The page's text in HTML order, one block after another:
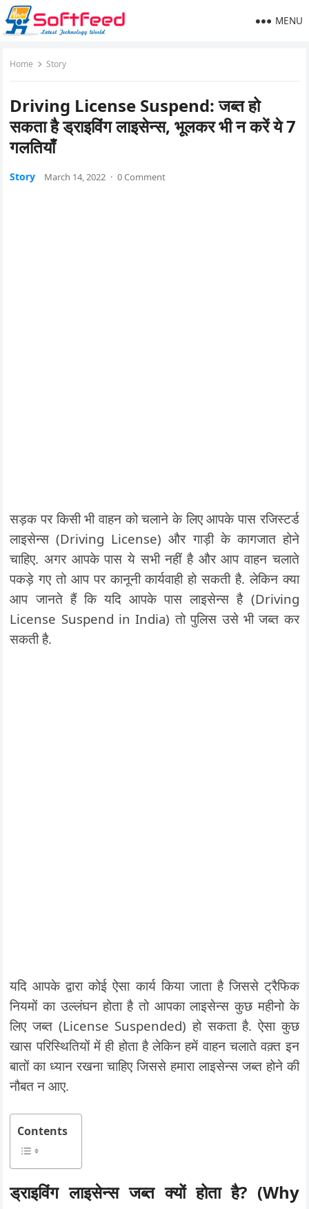
MENU
Home Story
Driving License Suspend: जब्त हो
सकता है ड्राइविंग लाइसेन्स, भूलकर भी न करें ये 7
गलतियाँ
Story March 14, 2022 · 0 Comment
सड़क पर किसी भी वाहन को चलाने के लिए आपके पास रजिस्टर्ड
लाइसेन्स (Driving License) और गाड़ी के कागजात होने
चाहिए. अगर आपके पास ये सभी नहीं है और आप वाहन चलाते
पकड़े गए तो आप पर कानूनी कार्यवाही हो सकती है. लेकिन क्या
आप जानते हैं कि यदि आपके पास लाइसेन्स है (Driving
License Suspend in India) तो पुलिस उसे भी जब्त कर
सकती है.
यदि आपके द्वारा कोई ऐसा कार्य किया जाता है जिससे ट्रैफिक
नियमों का उल्लंघन होता है तो आपका लाइसेन्स कुछ महीनो के
लिए जब्त (License Suspended) हो सकता है. ऐसा कुछ
खास परिस्थितियों में ही होता है लेकिन हमें वाहन चलाते वक़्त इन
बातों का ध्यान रखना चाहिए जिससे हमारा लाइसेन्स जब्त होने की
नौबत न आए.
Contents
ड्राइविंग लाइसेन्स जब्त क्यों होता है? (Why